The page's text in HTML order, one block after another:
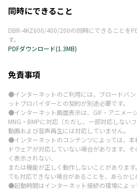
同時にできること
DBR-4KZ600/400/200の同時にできることを
す。
PDFダウンロード(1.3MB)
免責事項
●インターネットのご利用には、ブロードバ
ットプロバイダーとの契約が別途必要です。
●インターネット画面表示は、GIF・アニメー
MNG・BMPに対応（ただし、一部対応しない
動画および音声再生には対応していません。
●インターネットのコンテンツによっては、
ドウェアが対応していない場合があります。
く表示されない、
または機能が正しく動作しないことがありま
ても対応できない場合があることを、あらかじ
●起動時間はインターネット接続の環境によっ